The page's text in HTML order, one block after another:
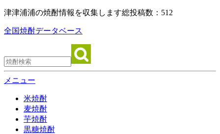
津津浦浦の焼酎情報を収集します総投稿数：512
全国焼酎データベース
メニュー
米焼酎
麦焼酎
芋焼酎
黒糖焼酎